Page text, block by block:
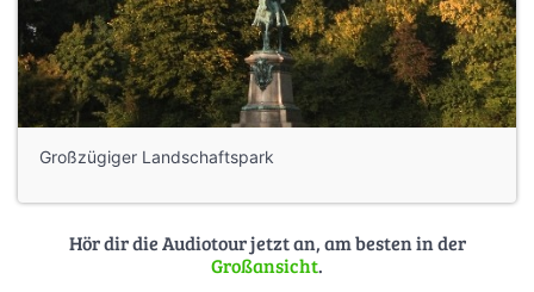
Großzügiger Landschaftspark
Hör dir die Audiotour jetzt an, am besten in der
Großansicht.